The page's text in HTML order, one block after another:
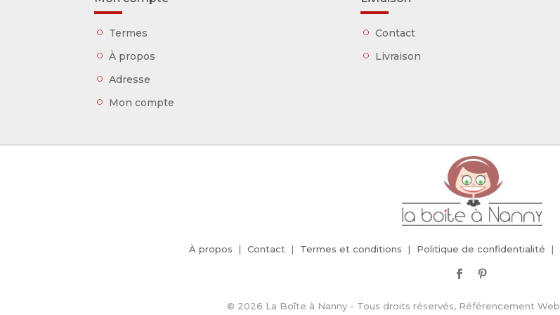
Termes
À propos
Adresse
Mon compte
Contact
Livraison
À propos Contact Termes et conditions Politique de confidentialité
© 2026 La Boîte à Nanny - Tous droits réservés, Référencement Web